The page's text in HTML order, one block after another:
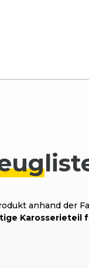
anhand der
Karosserieteil